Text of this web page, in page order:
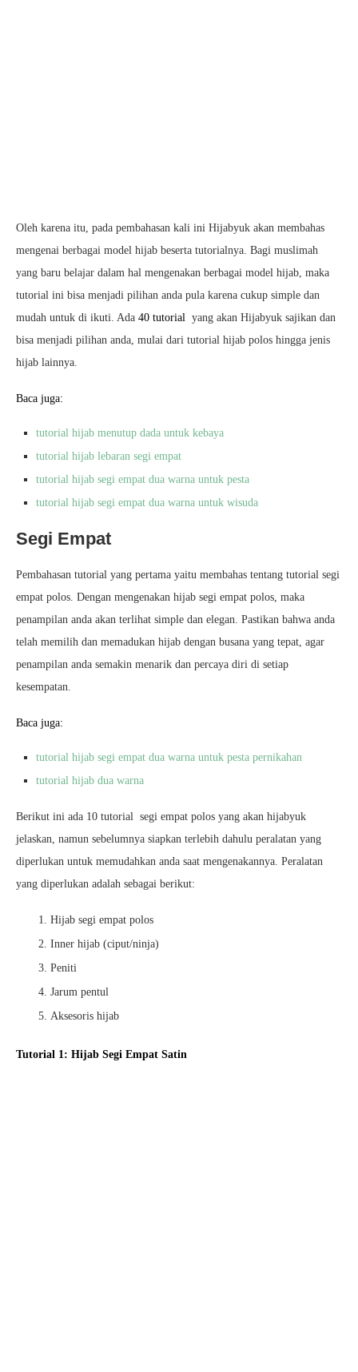
Oleh karena itu, pada pembahasan kali ini Hijabyuk akan membahas
mengenai berbagai model hijab beserta tutorialnya. Bagi muslimah
yang baru belajar dalam hal mengenakan berbagai model hijab, maka
tutorial ini bisa menjadi pilihan anda pula karena cukup simple dan
mudah untuk di ikuti. Ada 40 tutorial yang akan Hijabyuk sajikan dan
bisa menjadi pilihan anda, mulai dari tutorial hijab polos hingga jenis
hijab lainnya.
Baca juga:
tutorial hijab menutup dada untuk kebaya
tutorial hijab lebaran segi empat
tutorial hijab segi empat dua warna untuk pesta
tutorial hijab segi empat dua warna untuk wisuda
Segi Empat
Pembahasan tutorial yang pertama yaitu membahas tentang tutorial segi
empat polos. Dengan mengenakan hijab segi empat polos, maka
penampilan anda akan terlihat simple dan elegan. Pastikan bahwa anda
telah memilih dan memadukan hijab dengan busana yang tepat, agar
penampilan anda semakin menarik dan percaya diri di setiap
kesempatan.
Baca juga:
tutorial hijab segi empat dua warna untuk pesta pernikahan
tutorial hijab dua warna
Berikut ini ada 10 tutorial segi empat polos yang akan hijabyuk
jelaskan, namun sebelumnya siapkan terlebih dahulu peralatan yang
diperlukan untuk memudahkan anda saat mengenakannya. Peralatan
yang diperlukan adalah sebagai berikut:
Hijab segi empat polos
Inner hijab (ciput/ninja)
Peniti
Jarum pentul
Aksesoris hijab
Tutorial 1: Hijab Segi Empat Satin